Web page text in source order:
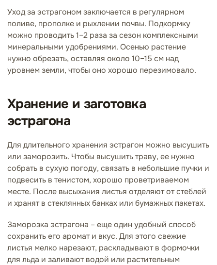
Уход за эстрагоном заключается в регулярном
поливе, прополке и рыхлении почвы. Подкормку
можно проводить 1–2 раза за сезон комплексными
минеральными удобрениями. Осенью растение
нужно обрезать, оставляя около 10–15 см над
уровнем земли, чтобы оно хорошо перезимовало.
Хранение и заготовка
эстрагона
Для длительного хранения эстрагон можно высушить
или заморозить. Чтобы высушить траву, ее нужно
собрать в сухую погоду, связать в небольшие пучки и
подвесить в тенистом, хорошо проветриваемом
месте. После высыхания листья отделяют от стеблей
и хранят в стеклянных банках или бумажных пакетах.
Заморозка эстрагона – еще один удобный способ
сохранить его аромат и вкус. Для этого свежие
листья мелко нарезают, раскладывают в формочки
для льда и заливают водой или растительным